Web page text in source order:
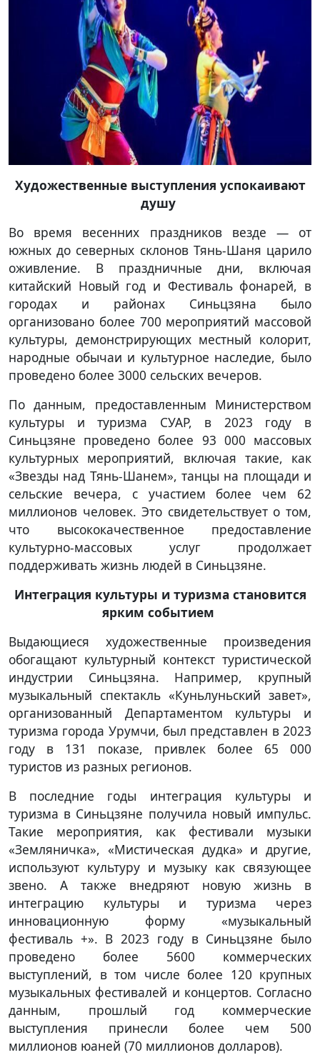
Художественные выступления успокаивают
душу
Во время весенних праздников везде — от
южных до северных склонов Тянь-Шаня царило
оживление. В праздничные дни, включая
китайский Новый год и Фестиваль фонарей, в
городах и районах Синьцзяна было
организовано более 700 мероприятий массовой
культуры, демонстрирующих местный колорит,
народные обычаи и культурное наследие, было
проведено более 3000 сельских вечеров.
По данным, предоставленным Министерством
культуры и туризма СУАР, в 2023 году в
Синьцзяне проведено более 93 000 массовых
культурных мероприятий, включая такие, как
«Звезды над Тянь-Шанем», танцы на площади и
сельские вечера, с участием более чем 62
миллионов человек. Это свидетельствует о том,
что высококачественное предоставление
культурно-массовых услуг продолжает
поддерживать жизнь людей в Синьцзяне.
Интеграция культуры и туризма становится
ярким событием
Выдающиеся художественные произведения
обогащают культурный контекст туристической
индустрии Синьцзяна. Например, крупный
музыкальный спектакль «Куньлуньский завет»,
организованный Департаментом культуры и
туризма города Урумчи, был представлен в 2023
году в 131 показе, привлек более 65 000
туристов из разных регионов.
В последние годы интеграция культуры и
туризма в Синьцзяне получила новый импульс.
Такие мероприятия, как фестивали музыки
«Земляничка», «Мистическая дудка» и другие,
используют культуру и музыку как связующее
звено. А также внедряют новую жизнь в
интеграцию культуры и туризма через
инновационную форму «музыкальный
фестиваль +». В 2023 году в Синьцзяне было
проведено более 5600 коммерческих
выступлений, в том числе более 120 крупных
музыкальных фестивалей и концертов. Согласно
данным, прошлый год коммерческие
выступления принесли более чем 500
миллионов юаней (70 миллионов долларов).